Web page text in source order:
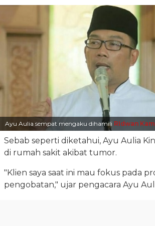
Ayu Aulia sempat mengaku dihamili RIdwan
Sebab seperti diketahui, Ayu Aulia
di rumah sakit akibat tumor.
"Klien saya saat ini mau fokus pada
pengobatan," ujar pengacara Ayu